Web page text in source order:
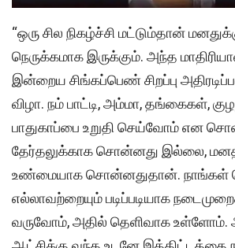
“ஒரு சில நிகழ்ச்சி மட்டும்தான்
நெருக்கமாக இருக்கும். அந்த
இன்றைய சிங்கப்பெண் சிறப்பு
விழா. நம் பாட்டி, அம்மா, தங்கைகள்,
பாதுகாப்பை உறுதி செய்வோம் என
தேர்தலுக்காக சொன்னது இல்லை,
உண்மையாக சொன்னதுதான். நாங்கள்
எல்லாவற்றையும் படிப்படியாக
வருவோம், அதில் தெளிவாக